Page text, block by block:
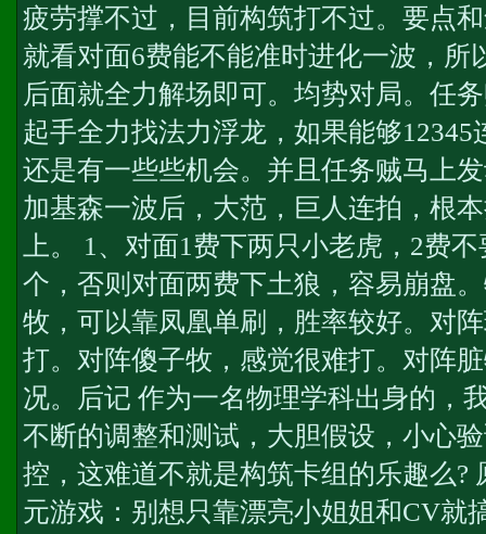
疲劳撑不过，目前构筑打不过。要点
就看对面6费能不能准时进化一波，所
后面就全力解场即可。均势对局。任
起手全力找法力浮龙，如果能够
还是有一些些机会。并且任务贼马上
加基森一波后，大范，巨人连拍，根
上。 1、对面1费下两只小老虎，2费
个，否则对面两费下土狼，容易崩盘
牧，可以靠凤凰单刷，胜率较好。对
打。对阵傻子牧，感觉很难打。对阵
况。后记 作为一名物理学科出身的，
不断的调整和测试，大胆假设，小心
控，这难道不就是构筑卡组的乐趣么?
元游戏：别想只靠漂亮小姐姐和CV就